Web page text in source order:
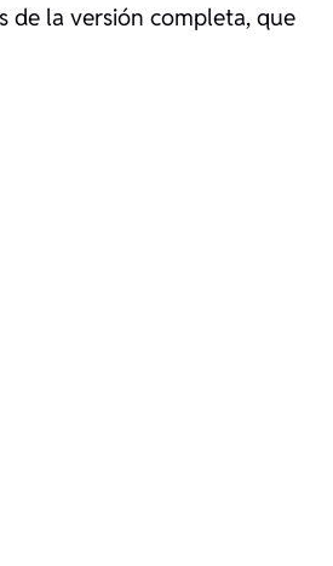
de la versión completa, que